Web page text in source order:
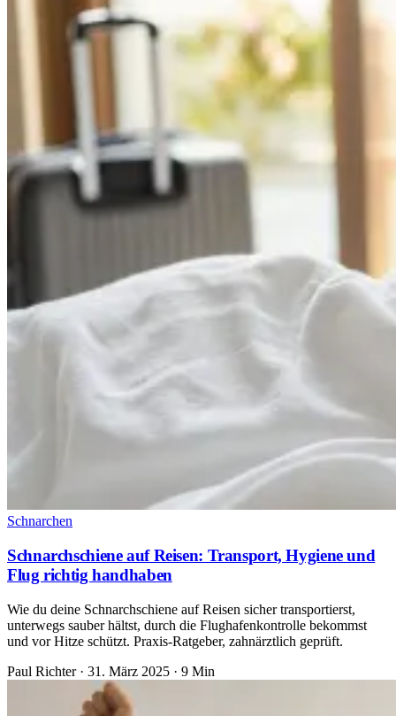
Schnarchen
Schnarchschiene auf Reisen: Transport, Hygiene und
Flug richtig handhaben
Wie du deine Schnarchschiene auf Reisen sicher transportierst,
unterwegs sauber hältst, durch die Flughafenkontrolle bekommst
und vor Hitze schützt. Praxis-Ratgeber, zahnärztlich geprüft.
Paul Richter · 31. März 2025 · 9 Min